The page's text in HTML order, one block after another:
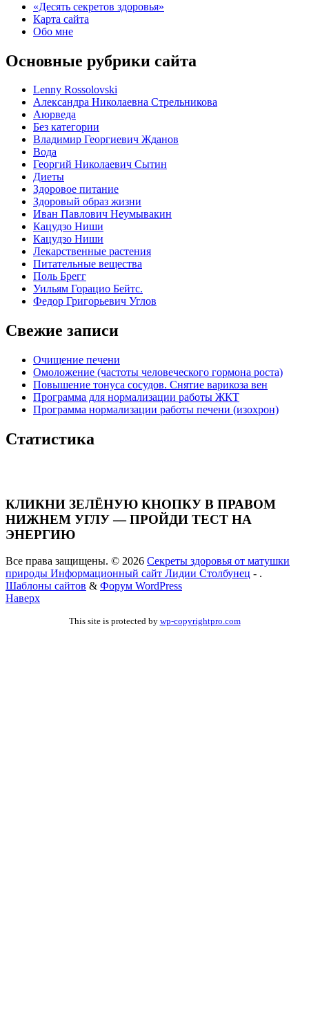
«Десять секретов здоровья»
Карта сайта
Обо мне
Основные рубрики сайта
Lenny Rossolovski
Александра Николаевна Стрельникова
Аюрведа
Без категории
Владимир Георгиевич Жданов
Вода
Георгий Николаевич Сытин
Диеты
Здоровое питание
Здоровый образ жизни
Иван Павлович Неумывакин
Кацудзо Ниши
Кацудзо Ниши
Лекарственные растения
Питательные вещества
Поль Брегг
Уильям Горацио Бейтс.
Федор Григорьевич Углов
Свежие записи
Очищение печени
Омоложение (частоты человеческого гормона роста)
Повышение тонуса сосудов. Снятие варикоза вен
Программа для нормализации работы ЖКТ
Программа нормализации работы печени (изохрон)
Статистика
КЛИКНИ ЗЕЛЁНУЮ КНОПКУ В ПРАВОМ
НИЖНЕМ УГЛУ — ПРОЙДИ ТЕСТ НА
ЭНЕРГИЮ
Все права защищены. © 2026 Секреты здоровья от матушки
природы Информационный сайт Лидии Столбунец - .
Шаблоны сайтов & Форум WordPress
Наверх
This site is protected by wp-copyrightpro.com